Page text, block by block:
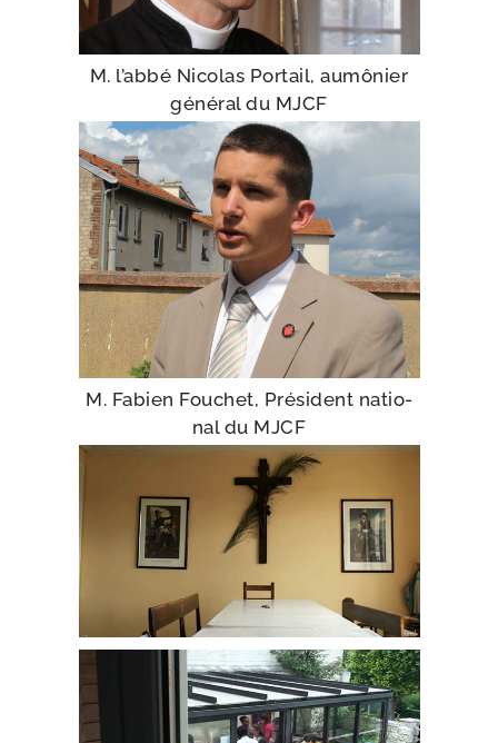
M. l’ab­bé Nicolas Portail, aumô­nier
géné­ral du MJCF
M. Fabien Fouchet, Président natio­
nal du MJCF